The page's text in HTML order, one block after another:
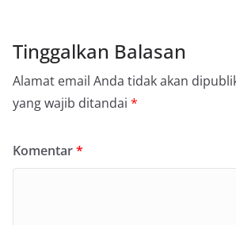
Tinggalkan Balasan
Alamat email Anda tidak akan
yang wajib ditandai *
Komentar*